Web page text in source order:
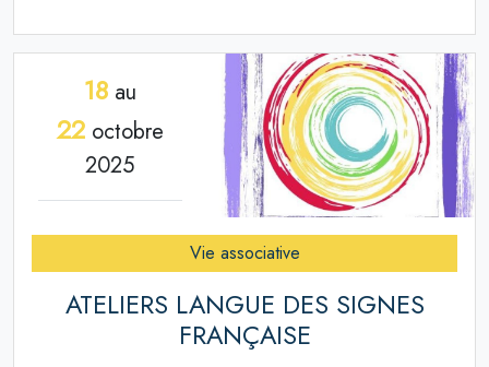
18au
22octobre
2025
Vie associative
ATELIERS LANGUE DES SIGNES
FRANÇAISE